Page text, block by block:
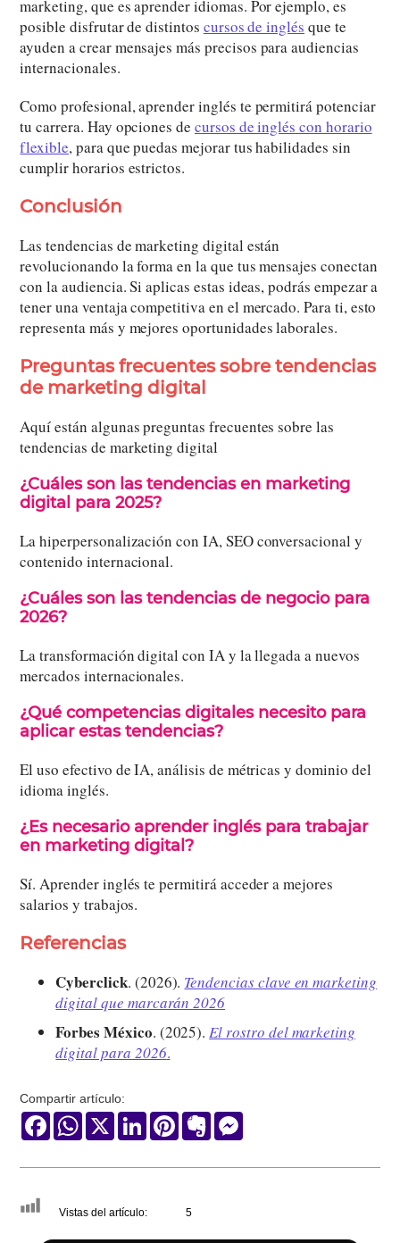
marketing, que es aprender idiomas. Por ejemplo, es
posible disfrutar de distintos cursos de inglés que te
ayuden a crear mensajes más precisos para audiencias
internacionales.
Como profesional, aprender inglés te permitirá potenciar
tu carrera. Hay opciones de cursos de inglés con horario
flexible, para que puedas mejorar tus habilidades sin
cumplir horarios estrictos.
Conclusión
Las tendencias de marketing digital están
revolucionando la forma en la que tus mensajes conectan
con la audiencia. Si aplicas estas ideas, podrás empezar a
tener una ventaja competitiva en el mercado. Para ti, esto
representa más y mejores oportunidades laborales.
Preguntas frecuentes sobre tendencias
de marketing digital
Aquí están algunas preguntas frecuentes sobre las
tendencias de marketing digital
¿Cuáles son las tendencias en marketing
digital para 2025?
La hiperpersonalización con IA, SEO conversacional y
contenido internacional.
¿Cuáles son las tendencias de negocio para
2026?
La transformación digital con IA y la llegada a nuevos
mercados internacionales.
¿Qué competencias digitales necesito para
aplicar estas tendencias?
El uso efectivo de IA, análisis de métricas y dominio del
idioma inglés.
¿Es necesario aprender inglés para trabajar
en marketing digital?
Sí. Aprender inglés te permitirá acceder a mejores
salarios y trabajos.
Referencias
Cyberclick. (2026). Tendencias clave en marketing
digital que marcarán 2026
Forbes México. (2025).El rostro del marketing
digital para 2026.
Compartir artículo:
FacebookWhatsApp
X LinkedInPinterestEvernote
Vistas del artículo: 5